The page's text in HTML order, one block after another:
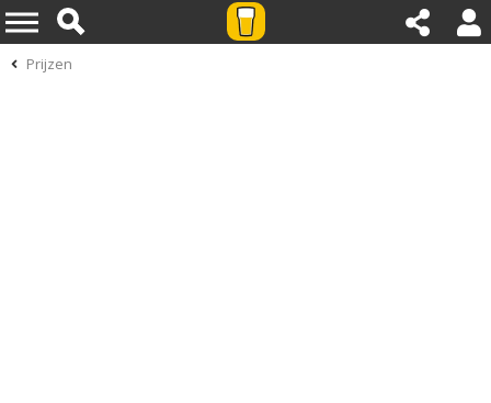
Prijzen